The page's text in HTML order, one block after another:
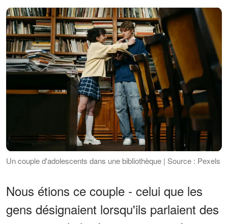
Un couple d'adolescents dans une bibliothèque | Source : Pexels
Nous étions ce couple - celui que les
gens désignaient lorsqu'ils parlaient des